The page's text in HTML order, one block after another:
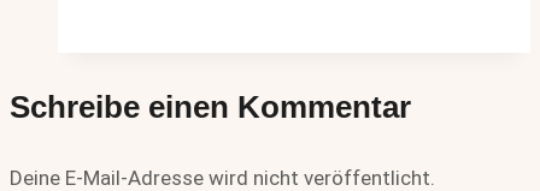
Logistik
Schreibe einen Kommentar
Deine E-Mail-Adresse wird nicht veröffentlicht.